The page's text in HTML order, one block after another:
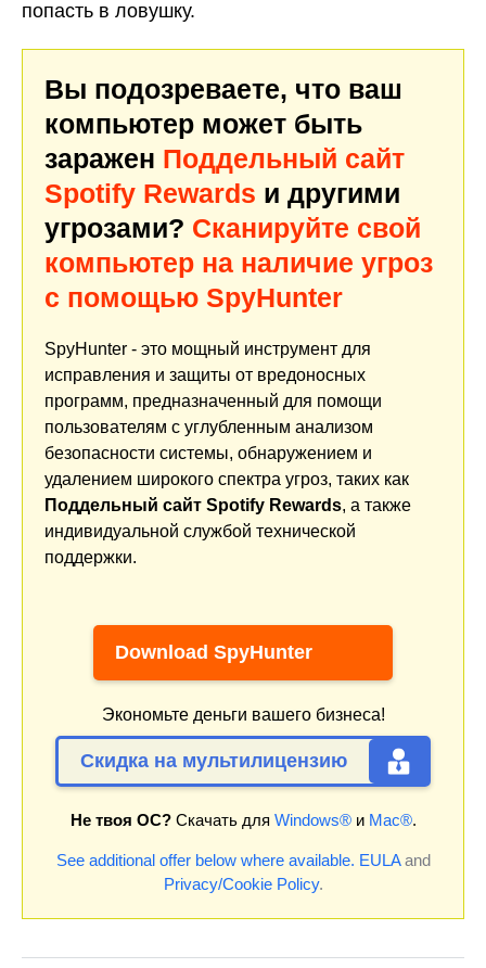
попасть в ловушку.
Вы подозреваете, что ваш
компьютер может быть
заражен Поддельный сайт
Spotify Rewards и другими
угрозами? Сканируйте свой
компьютер на наличие угроз
с помощью SpyHunter
SpyHunter - это мощный инструмент для
исправления и защиты от вредоносных
программ, предназначенный для помощи
пользователям с углубленным анализом
безопасности системы, обнаружением и
удалением широкого спектра угроз, таких как
Поддельный сайт Spotify Rewards, а также
индивидуальной службой технической
поддержки.
Download SpyHunter
Экономьте деньги вашего бизнеса!
Скидка на мультилицензию
Не твоя ОС?Скачать для Windows®и Mac®.
See additional offer below where available. EULAand
Privacy/Cookie Policy.